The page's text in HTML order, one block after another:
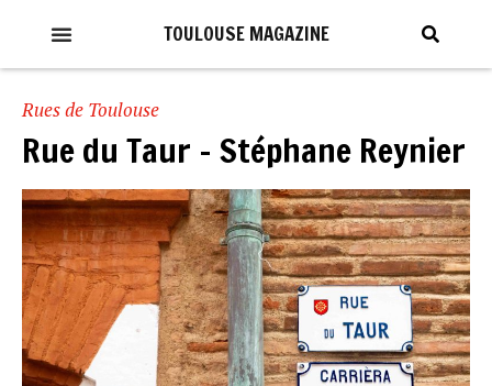
TOULOUSE MAGAZINE
Rues de Toulouse
Rue du Taur – Stéphane Reynier